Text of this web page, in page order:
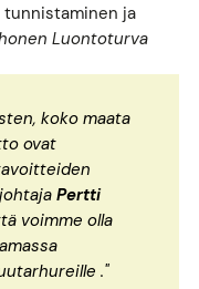
ja
Luontoturva
koko maata
ovat
Pertti
voimme olla
."